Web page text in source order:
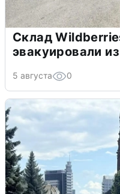
Склад
эвакуировали
5 августа 0